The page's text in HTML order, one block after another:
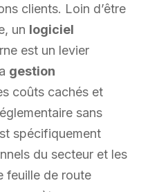
clients. Loin d’être
un logiciel
est un levier
gestion
coûts cachés et
sans
spécifiquement
du secteur et les
feuille de route